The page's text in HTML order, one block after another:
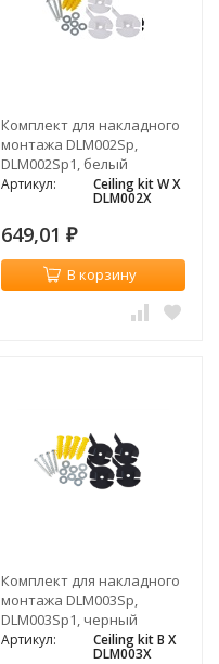
Комплект для накладного
монтажа DLM002Sp,
DLM002Sp1, белый
Артикул: Ceiling kit W X
DLM002X
649,01 ₽
В корзину
Комплект для накладного
монтажа DLM003Sp,
DLM003Sp1, черный
Артикул: Ceiling kit B X
DLM003X